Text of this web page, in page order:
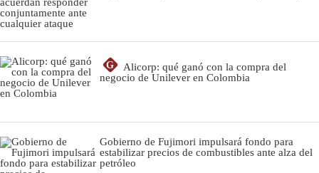
G
Alicorp: qué ganó con la compra del
negocio de Unilever en Colombia
Gobierno de Fujimori impulsará fondo para
estabilizar precios de combustibles ante alza del
petróleo